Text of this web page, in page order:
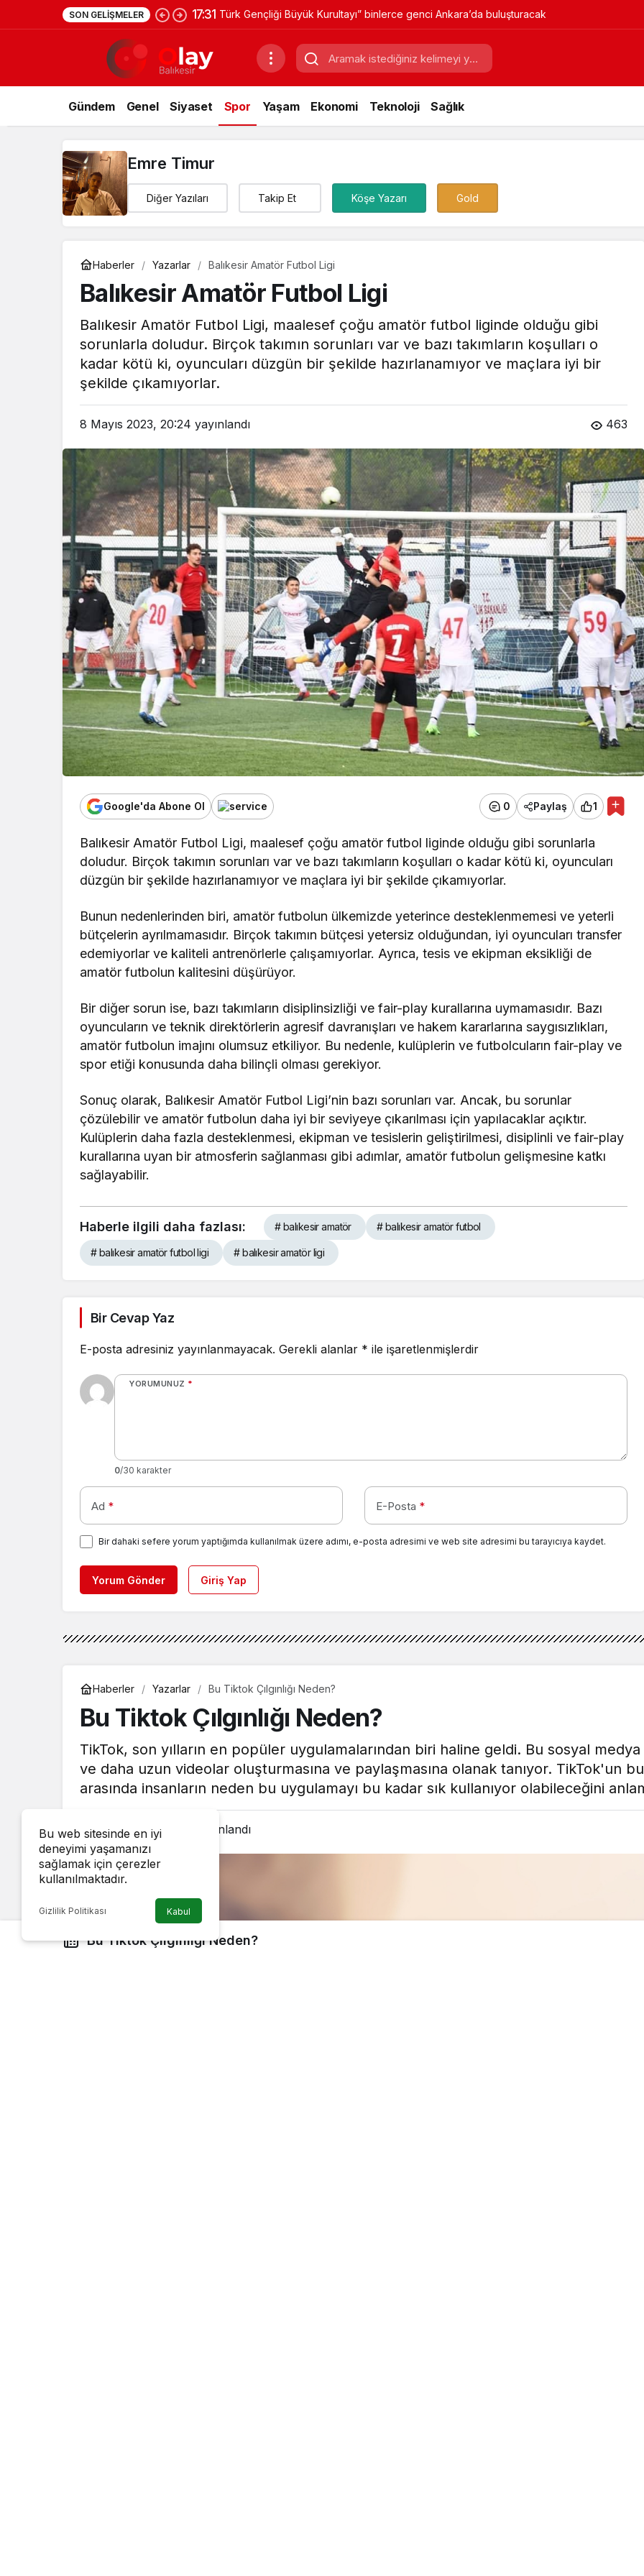
SON GELIŞMELER 2:00 Karaca Çelik Kapı ile Güvenli ve Estetik Yaşam Alanları
Gündem Genel Siyaset Spor Yaşam Ekonomi Teknoloji Sağlık
Emre Timur
Diğer Yazıları Takip Et Köşe Yazarı Gold
Haberler Yazarlar Balıkesir Amatör Futbol Ligi
Balıkesir Amatör Futbol Ligi
Balıkesir Amatör Futbol Ligi, maalesef çoğu amatör futbol liginde olduğu gibi
sorunlarla doludur. Birçok takımın sorunları var ve bazı takımların koşulları o
kadar kötü ki, oyuncuları düzgün bir şekilde hazırlanamıyor ve maçlara iyi bir
şekilde çıkamıyorlar.
8 Mayıs 2023, 20:24 yayınlandı 463
Google'da Abone Ol 0 Paylaş 1
Balıkesir Amatör Futbol Ligi, maalesef çoğu amatör futbol liginde olduğu gibi sorunlarla
doludur. Birçok takımın sorunları var ve bazı takımların koşulları o kadar kötü ki, oyuncuları
düzgün bir şekilde hazırlanamıyor ve maçlara iyi bir şekilde çıkamıyorlar.
Bunun nedenlerinden biri, amatör futbolun ülkemizde yeterince desteklenmemesi ve yeterli
bütçelerin ayrılmamasıdır. Birçok takımın bütçesi yetersiz olduğundan, iyi oyuncuları transfer
edemiyorlar ve kaliteli antrenörlerle çalışamıyorlar. Ayrıca, tesis ve ekipman eksikliği de
amatör futbolun kalitesini düşürüyor.
Bir diğer sorun ise, bazı takımların disiplinsizliği ve fair-play kurallarına uymamasıdır. Bazı
oyuncuların ve teknik direktörlerin agresif davranışları ve hakem kararlarına saygısızlıkları,
amatör futbolun imajını olumsuz etkiliyor. Bu nedenle, kulüplerin ve futbolcuların fair-play ve
spor etiği konusunda daha bilinçli olması gerekiyor.
Sonuç olarak, Balıkesir Amatör Futbol Ligi’nin bazı sorunları var. Ancak, bu sorunlar
çözülebilir ve amatör futbolun daha iyi bir seviyeye çıkarılması için yapılacaklar açıktır.
Kulüplerin daha fazla desteklenmesi, ekipman ve tesislerin geliştirilmesi, disiplinli ve fair-play
kurallarına uyan bir atmosferin sağlanması gibi adımlar, amatör futbolun gelişmesine katkı
sağlayabilir.
Haberle ilgili daha fazlası: # balıkesir amatör # balıkesir amatör futbol
# balıkesir amatör futbol ligi # balıkesir amatör ligi
Bir Cevap Yaz
E-posta adresiniz yayınlanmayacak. Gerekli alanlar * ile işaretlenmişlerdir
YORUMUNUZ *
0/30 karakter
Ad * E-Posta *
Bir dahaki sefere yorum yaptığımda kullanılmak üzere adımı, e-posta adresimi ve web site adresimi bu tarayıcıya kaydet.
Yorum Gönder Giriş Yap
Haberler Yazarlar Bu Tiktok Çılgınlığı Neden?
Bu Tiktok Çılgınlığı Neden?
TikTok, son yılların en popüler uygulamalarından biri haline geldi. Bu sosyal medya
ve daha uzun videolar oluşturmasına ve paylaşmasına olanak tanıyor. TikTok'un
arasında insanların neden bu uygulamayı bu kadar sık kullanıyor olabileceğini
8 Mayıs 2023, 04:02 yayınlandı
Bu Tiktok Çılgınlığı Neden?
Bu web sitesinde en iyi
deneyimi yaşamanızı
sağlamak için çerezler
kullanılmaktadır.
Gizlilik Politikası Kabul